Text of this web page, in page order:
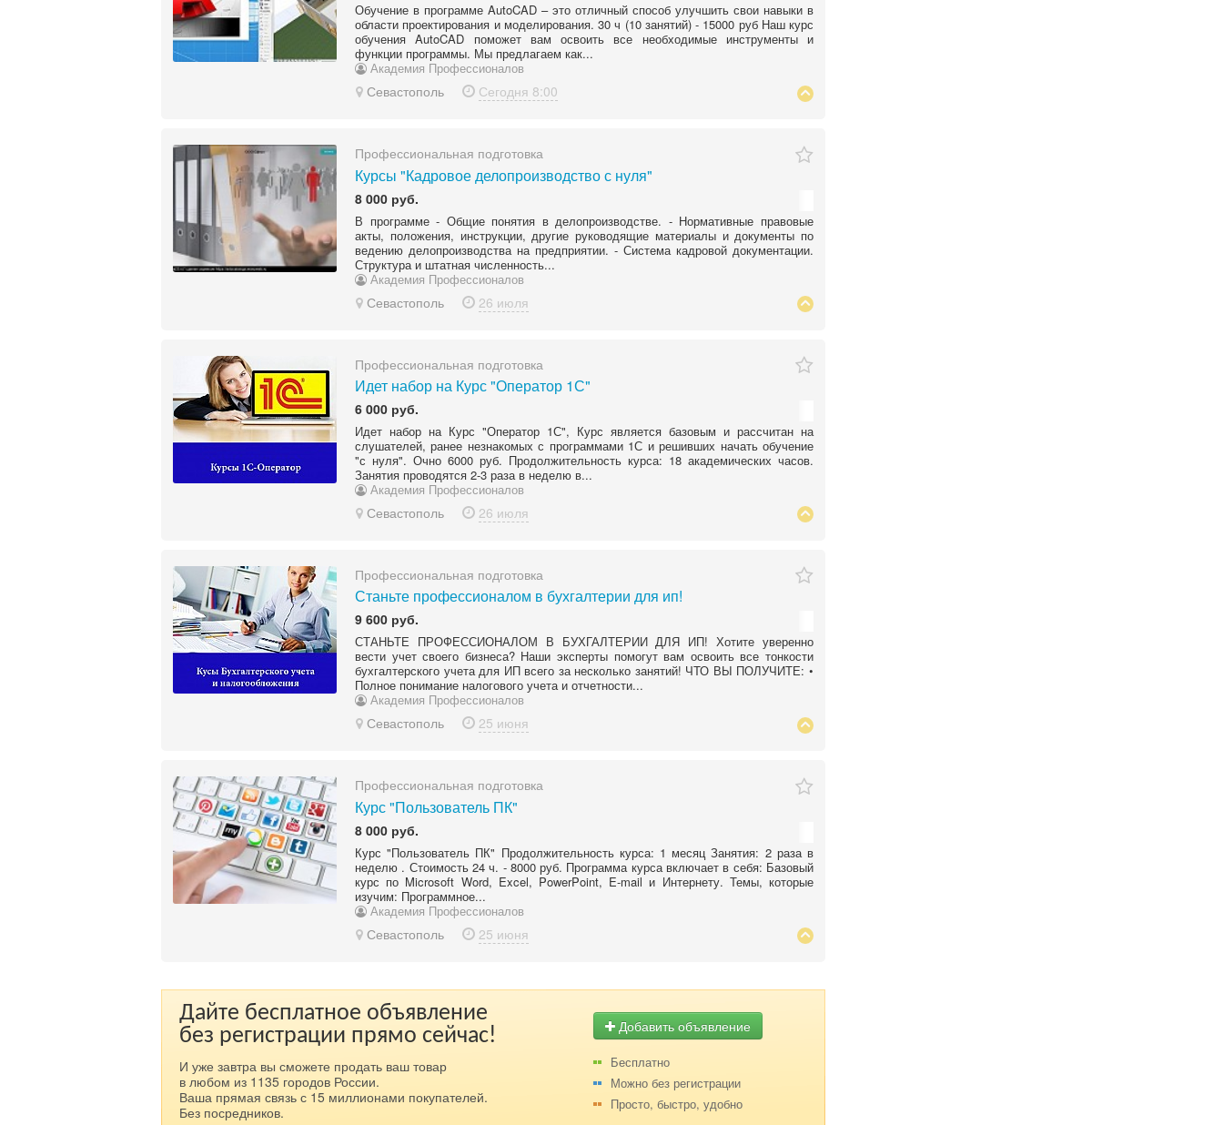
Обучение в программе AutoCAD – это отличный способ улучшить свои навыки в
области проектирования и моделирования. 30 ч (10 занятий) - 15000 руб Наш курс
обучения AutoCAD поможет вам освоить все необходимые инструменты и
функции программы. Мы предлагаем как...
Академия Профессионалов
Севастополь Сегодня 8:00
Профессиональная подготовка
Курсы "Кадровое делопроизводство с нуля"
8 000 руб.
В программе - Общие понятия в делопроизводстве. - Нормативные правовые
акты, положения, инструкции, другие руководящие материалы и документы по
ведению делопроизводства на предприятии. - Система кадровой документации.
Структура и штатная численность...
Академия Профессионалов
Севастополь 26 июля
Профессиональная подготовка
​Идет набор на Курс "Оператор 1С"
6 000 руб.
Идет набор на Курс "Оператор 1С", Курс является базовым и рассчитан на
слушателей, ранее незнакомых с программами 1С и решивших начать обучение
"с нуля". Очно 6000 руб. Продолжительность курса: 18 академических часов.
Занятия проводятся 2-3 раза в неделю в...
Академия Профессионалов
Севастополь 26 июля
Профессиональная подготовка
Станьте профессионалом в бухгалтерии для ип!
9 600 руб.
СТАНЬТЕ ПРОФЕССИОНАЛОМ В БУХГАЛТЕРИИ ДЛЯ ИП! Хотите уверенно
вести учет своего бизнеса? Наши эксперты помогут вам освоить все тонкости
бухгалтерского учета для ИП всего за несколько занятий! ЧТО ВЫ ПОЛУЧИТЕ: •
Полное понимание налогового учета и отчетности...
Академия Профессионалов
Севастополь 25 июня
Профессиональная подготовка
Курс "Пользователь ПК"
8 000 руб.
Курс "Пользователь ПК" Продолжительность курса: 1 месяц Занятия: 2 раза в
неделю . Стоимость 24 ч. - 8000 руб. Программа курса включает в себя: Базовый
курс по Microsoft Word, Excel, PowerPoint, E-mail и Интернету. Темы, которые
изучим: Программное...
Академия Профессионалов
Севастополь 25 июня
Добавить объявление
Бесплатно
Можно без регистрации
Просто, быстро, удобно
Дайте бесплатное объявление
без регистрации прямо сейчас!
И уже завтра вы сможете продать ваш товар
в любом из 1135 городов России.
Ваша прямая связь с 15 миллионами покупателей.
Без посредников.